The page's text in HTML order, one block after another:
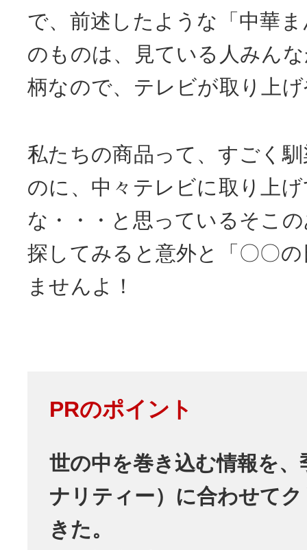
で、前述したような「中華
のものは、見ている人みん
柄なので、テレビが取り上
私たちの商品って、すごく
のに、中々テレビに取り上
な・・・と思っているそこ
探してみると意外と「〇〇
ませんよ！
PRのポイント
世の中を巻き込む情報を、
ナリティー）に合わせて
きた。